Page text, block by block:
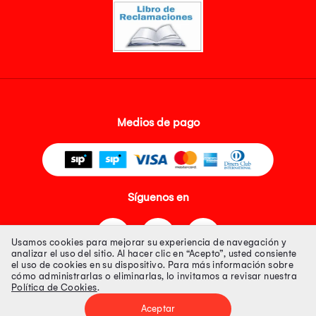
Medios de pago
Síguenos en
Tienda 100% Segura
Usamos cookies para mejorar su experiencia de navegación y
analizar el uso del sitio. Al hacer clic en “Acepto”, usted consiente
el uso de cookies en su dispositivo. Para más información sobre
cómo administrarlas o eliminarlas, lo invitamos a revisar nuestra
Política de Cookies.
Aceptar